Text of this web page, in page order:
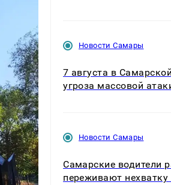
Новости Самары
7 августа в
угроза массовой
Новости Самары
Самарские водители
переживают нехватку